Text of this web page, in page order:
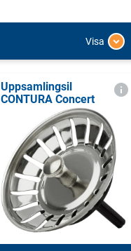
Visa
Uppsamlingsil
CONTURA Concert